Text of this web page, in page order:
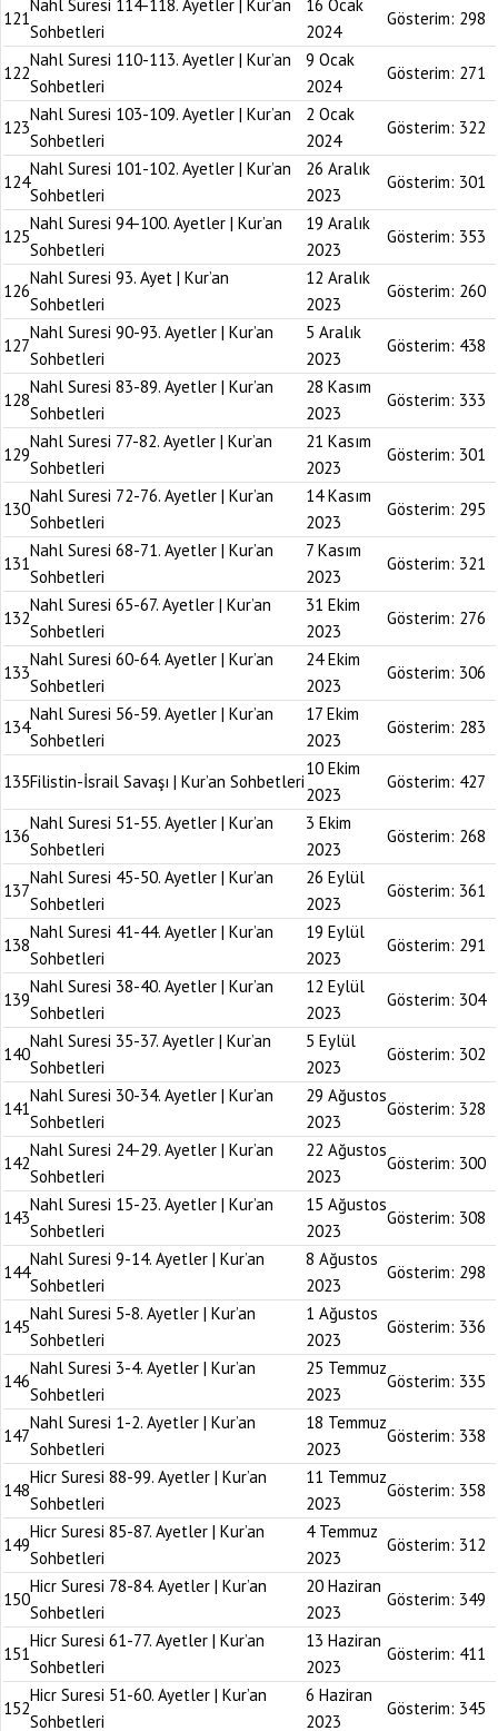
121
Nahl Suresi 114-118. Ayetler | Kur’an
Sohbetleri
16 Ocak
2024
Gösterim: 298
122
Nahl Suresi 110-113. Ayetler | Kur’an
Sohbetleri
9 Ocak
2024
Gösterim: 271
123
Nahl Suresi 103-109. Ayetler | Kur’an
Sohbetleri
2 Ocak
2024
Gösterim: 322
124
Nahl Suresi 101-102. Ayetler | Kur’an
Sohbetleri
26 Aralık
2023
Gösterim: 301
125
Nahl Suresi 94-100. Ayetler | Kur’an
Sohbetleri
19 Aralık
2023
Gösterim: 353
126
Nahl Suresi 93. Ayet | Kur’an
Sohbetleri
12 Aralık
2023
Gösterim: 260
127
Nahl Suresi 90-93. Ayetler | Kur’an
Sohbetleri
5 Aralık
2023
Gösterim: 438
128
Nahl Suresi 83-89. Ayetler | Kur’an
Sohbetleri
28 Kasım
2023
Gösterim: 333
129
Nahl Suresi 77-82. Ayetler | Kur’an
Sohbetleri
21 Kasım
2023
Gösterim: 301
130
Nahl Suresi 72-76. Ayetler | Kur’an
Sohbetleri
14 Kasım
2023
Gösterim: 295
131
Nahl Suresi 68-71. Ayetler | Kur’an
Sohbetleri
7 Kasım
2023
Gösterim: 321
132
Nahl Suresi 65-67. Ayetler | Kur’an
Sohbetleri
31 Ekim
2023
Gösterim: 276
133
Nahl Suresi 60-64. Ayetler | Kur’an
Sohbetleri
24 Ekim
2023
Gösterim: 306
134
Nahl Suresi 56-59. Ayetler | Kur’an
Sohbetleri
17 Ekim
2023
Gösterim: 283
135Filistin-İsrail Savaşı | Kur’an Sohbetleri
10 Ekim
2023
Gösterim: 427
136
Nahl Suresi 51-55. Ayetler | Kur’an
Sohbetleri
3 Ekim
2023
Gösterim: 268
137
Nahl Suresi 45-50. Ayetler | Kur’an
Sohbetleri
26 Eylül
2023
Gösterim: 361
138
Nahl Suresi 41-44. Ayetler | Kur’an
Sohbetleri
19 Eylül
2023
Gösterim: 291
139
Nahl Suresi 38-40. Ayetler | Kur’an
Sohbetleri
12 Eylül
2023
Gösterim: 304
140
Nahl Suresi 35-37. Ayetler | Kur’an
Sohbetleri
5 Eylül
2023
Gösterim: 302
141
Nahl Suresi 30-34. Ayetler | Kur’an
Sohbetleri
29 Ağustos
2023
Gösterim: 328
142
Nahl Suresi 24-29. Ayetler | Kur’an
Sohbetleri
22 Ağustos
2023
Gösterim: 300
143
Nahl Suresi 15-23. Ayetler | Kur’an
Sohbetleri
15 Ağustos
2023
Gösterim: 308
144
Nahl Suresi 9-14. Ayetler | Kur’an
Sohbetleri
8 Ağustos
2023
Gösterim: 298
145
Nahl Suresi 5-8. Ayetler | Kur’an
Sohbetleri
1 Ağustos
2023
Gösterim: 336
146
Nahl Suresi 3-4. Ayetler | Kur’an
Sohbetleri
25 Temmuz
2023
Gösterim: 335
147
Nahl Suresi 1-2. Ayetler | Kur’an
Sohbetleri
18 Temmuz
2023
Gösterim: 338
148
Hicr Suresi 88-99. Ayetler | Kur’an
Sohbetleri
11 Temmuz
2023
Gösterim: 358
149
Hicr Suresi 85-87. Ayetler | Kur’an
Sohbetleri
4 Temmuz
2023
Gösterim: 312
150
Hicr Suresi 78-84. Ayetler | Kur’an
Sohbetleri
20 Haziran
2023
Gösterim: 349
151
Hicr Suresi 61-77. Ayetler | Kur’an
Sohbetleri
13 Haziran
2023
Gösterim: 411
152
Hicr Suresi 51-60. Ayetler | Kur’an
Sohbetleri
6 Haziran
2023
Gösterim: 345